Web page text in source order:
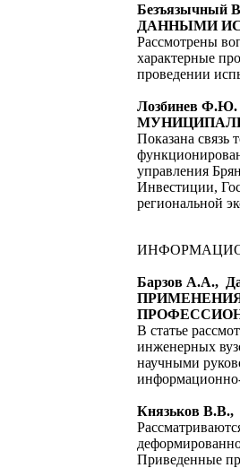
ДАННЫМИ
Рассмотрены
характерные
проведении
Лозбинев
Показана
управления
Инвестиции,
региональной
Барзов А.А.,
В статье
инженерных
научными
Князьков
Приведенные